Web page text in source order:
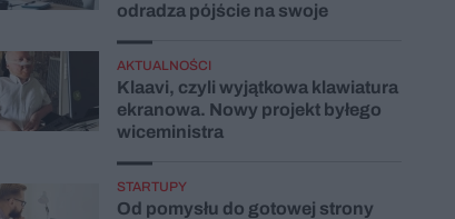
odradza pójście na swoje
AKTUALNOŚCI
Klaavi, czyli wyjątkowa klawiatura
ekranowa. Nowy projekt byłego
wiceministra
STARTUPY
Od pomysłu do gotowej strony